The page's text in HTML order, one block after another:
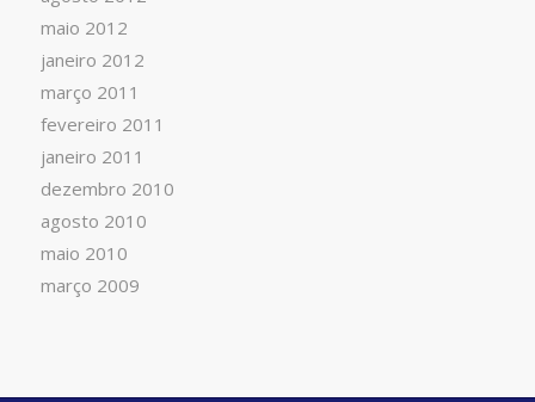
maio 2012
janeiro 2012
março 2011
fevereiro 2011
janeiro 2011
dezembro 2010
agosto 2010
maio 2010
março 2009